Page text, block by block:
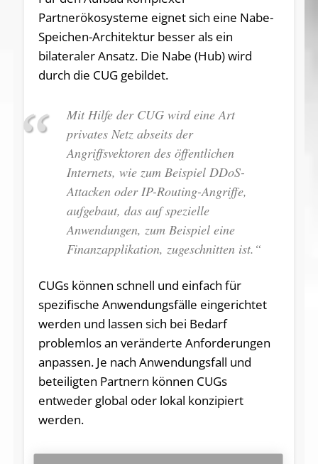
Partnerökosysteme eignet sich eine Nabe-
Speichen-Architektur besser als ein
bilateraler Ansatz. Die Nabe (Hub) wird
durch die CUG gebildet.
Mit Hilfe der CUG wird eine Art
privates Netz abseits der
Angriffsvektoren des öffentlichen
Internets, wie zum Beispiel DDoS-
Attacken oder IP-Routing-Angriffe,
aufgebaut, das auf spezielle
Anwendungen, zum Beispiel eine
Finanzapplikation, zugeschnitten ist.“
CUGs können schnell und einfach für
spezifische Anwendungsfälle eingerichtet
werden und lassen sich bei Bedarf
problemlos an veränderte Anforderungen
anpassen. Je nach Anwendungsfall und
beteiligten Partnern können CUGs
entweder global oder lokal konzipiert
werden.